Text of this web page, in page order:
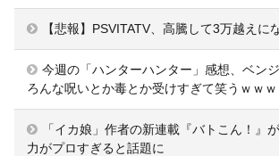
【悲報】PSVITATV、高騰して3万越えに
今週の「ハンターハンター」感想、ベン
ろんな呪いとか毒とか受けすぎて笑うｗｗｗ
「イカ娘」作者の新連載『バトこん！』
力がプロすぎると話題に